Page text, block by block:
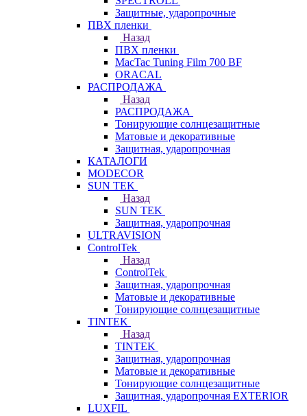
Защитные, ударопрочные
ПВХ пленки
Назад
ПВХ пленки
MacTac Tuning Film 700 BF
ORACAL
РАСПРОДАЖА
Назад
РАСПРОДАЖА
Тонирующие солнцезащитные
Матовые и декоративные
Защитная, ударопрочная
КАТАЛОГИ
MODECOR
SUN TEK
Назад
SUN TEK
Защитная, ударопрочная
ULTRAVISION
ControlTek
Назад
ControlTek
Защитная, ударопрочная
Матовые и декоративные
Тонирующие солнцезащитные
TINTEK
Назад
TINTEK
Защитная, ударопрочная
Матовые и декоративные
Тонирующие солнцезащитные
Защитная, ударопрочная EXTERIOR
LUXFIL